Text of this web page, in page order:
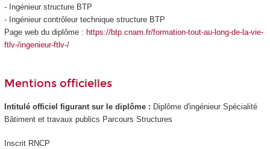
- Ingénieur structure BTP
- Ingénieur contrôleur technique structure BTP
Page web du diplôme : https://btp.cnam.fr/formation-tout-au-long-de-la-vie-
ftlv-/ingenieur-ftlv-/
Mentions officielles
Intitulé officiel figurant sur le diplôme : Diplôme d'ingénieur Spécialité
Bâtiment et travaux publics Parcours Structures
Inscrit RNCP